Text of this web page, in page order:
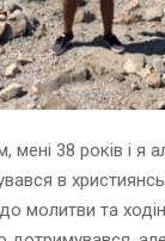
38 років і я
в
молитви та